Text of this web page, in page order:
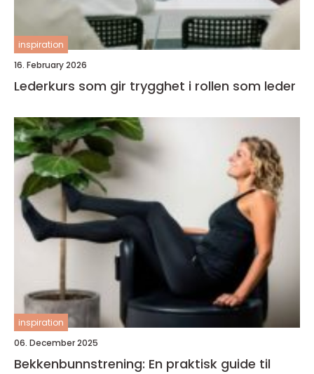
inspiration
16. February 2026
Lederkurs som gir trygghet i rollen som leder
inspiration
06. December 2025
Bekkenbunnstrening: En praktisk guide til